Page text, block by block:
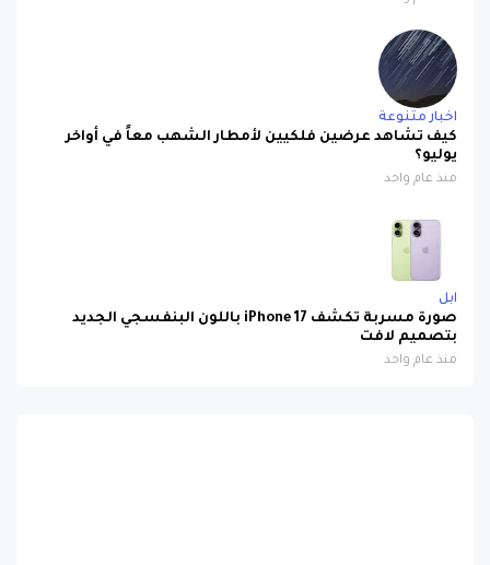
اخبار متنوعة
كيف تشاهد عرضين فلكيين لأمطار الشهب معاً في أواخر
يوليو؟
منذ عام واحد
ابل
صورة مسربة تكشف iPhone 17 باللون البنفسجي الجديد
بتصميم لافت
منذ عام واحد